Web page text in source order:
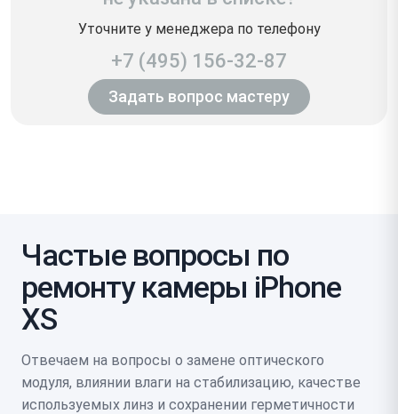
Уточните у менеджера по телефону
+7 (495) 156-32-87
Задать вопрос мастеру
Частые вопросы по
ремонту камеры iPhone
XS
Отвечаем на вопросы о замене оптического
модуля, влиянии влаги на стабилизацию, качестве
используемых линз и сохранении герметичности